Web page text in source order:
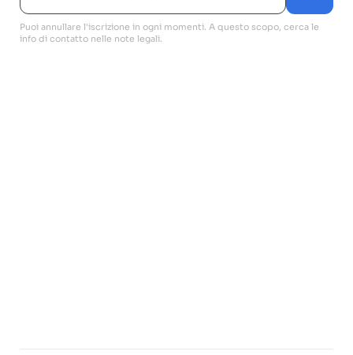
Puoi annullare l'iscrizione in ogni momenti. A questo scopo, cerca le
info di contatto nelle note legali.